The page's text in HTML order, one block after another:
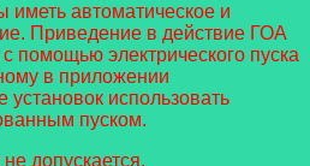
иметь автоматическое и
Приведение в действие ГОА
помощью электрического пуска
в приложении
установок использовать
пуском.
допускается.